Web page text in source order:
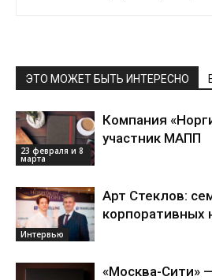
ЭТО МОЖЕТ БЫТЬ ИНТЕРЕСНО
23 февраля и 8
марта
Компания
участник МАПП
Интервью
Арт Стеклов:
корпоративных
«Москва-Сити»